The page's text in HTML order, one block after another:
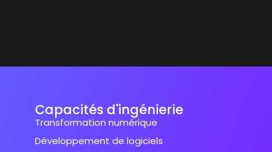
Capacités d'ingénierie
Transformation numérique
Développement de logiciels